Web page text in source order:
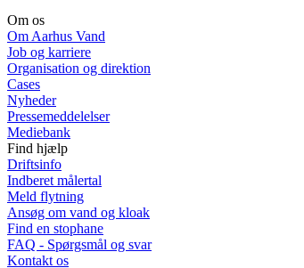
Om os
Om Aarhus Vand
Job og karriere
Organisation og direktion
Cases
Nyheder
Pressemeddelelser
Mediebank
Find hjælp
Driftsinfo
Indberet målertal
Meld flytning
Ansøg om vand og kloak
Find en stophane
FAQ - Spørgsmål og svar
Kontakt os